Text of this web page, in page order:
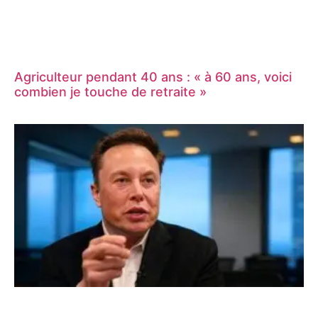
Agriculteur pendant 40 ans : « à 60 ans, voici
combien je touche de retraite »